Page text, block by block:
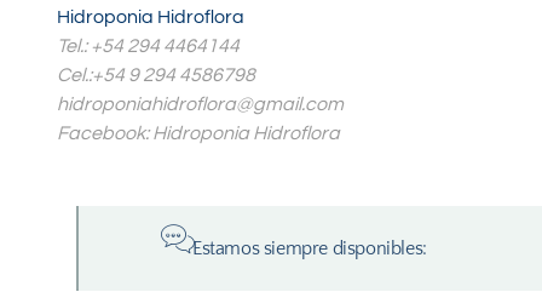
Hidroponia Hidroflora
Tel.: +54 294 4464144
Cel.:+54 9 294 4586798
hidroponiahidroflora@gmail.com
Facebook: Hidroponia Hidroflora
Estamos siempre disponibles: